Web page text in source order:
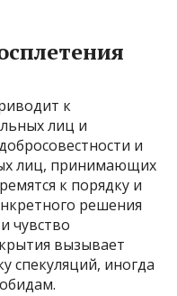
к
лиц и
и
лиц, принимающих
к порядку и
решения
чувство
вызывает
спекуляций, иногда